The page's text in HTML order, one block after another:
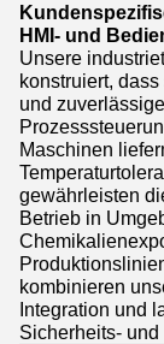
HMI- und
Unsere
konstruiert,
und
Maschinen
gewährleisten
Betrieb in
kombinieren
Integration und
Sicherheits-